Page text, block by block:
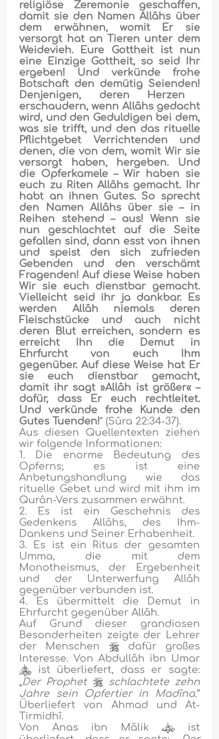
religiöse Zeremonie geschaffen,
damit sie den Namen Allâhs über
dem erwähnen, womit Er sie
versorgt hat an Tieren unter dem
Weidevieh. Eure Gottheit ist nun
eine Einzige Gottheit, so seid Ihr
ergeben! Und verkünde frohe
Botschaft den demütig Seienden!
Denjenigen, deren Herzen
erschaudern, wenn Allâhs gedacht
wird, und den Geduldigen bei dem,
was sie trifft, und den das rituelle
Pflichtgebet Verrichtenden und
denen, die von dem, womit Wir sie
versorgt haben, hergeben. Und
die Opferkamele – Wir haben sie
euch zu Riten Allâhs gemacht. Ihr
habt an ihnen Gutes. So sprecht
den Namen Allâhs über sie – in
Reihen stehend – aus! Wenn sie
nun geschlachtet auf die Seite
gefallen sind, dann esst von ihnen
und speist den sich zufrieden
Gebenden und den verschämt
Fragenden! Auf diese Weise haben
Wir sie euch dienstbar gemacht.
Vielleicht seid ihr ja dankbar. Es
werden Allâh niemals deren
Fleischstücke und auch nicht
deren Blut erreichen, sondern es
erreicht Ihn die Demut in
Ehrfurcht von euch Ihm
gegenüber. Auf diese Weise hat Er
sie euch dienstbar gemacht,
damit ihr sagt »Allâh ist größer« –
dafür, dass Er euch rechtleitet.
Und verkünde frohe Kunde den
Gutes Tuenden!“ (Sûra 22:34-37).
Aus diesen Quellentexten ziehen
wir folgende Informationen:
1. Die enorme Bedeutung des
Opferns; es ist eine
Anbetungshandlung wie das
rituelle Gebet und wird mit ihm im
Qurân-Vers zusammen erwähnt.
2. Es ist ein Geschehnis des
Gedenkens Allâhs, des Ihm-
Dankens und Seiner Erhabenheit.
3. Es ist ein Ritus der gesamten
Umma, die mit dem
Monotheismus, der Ergebenheit
und der Unterwerfung Allâh
gegenüber verbunden ist.
4. Es übermittelt die Demut in
Ehrfurcht gegenüber Allâh.
Auf Grund dieser grandiosen
Besonderheiten zeigte der Lehrer
der Menschen
dafür großes
Interesse. Von Abdullâh ibn Umar
ist überliefert, dass er sagte:
„Der Prophet
schlachtete zehn
Jahre sein Opfertier in Madîna.“
Überliefert von Ahmad und At-
Tirmidhî.
Von Anas ibn Mâlik
ist